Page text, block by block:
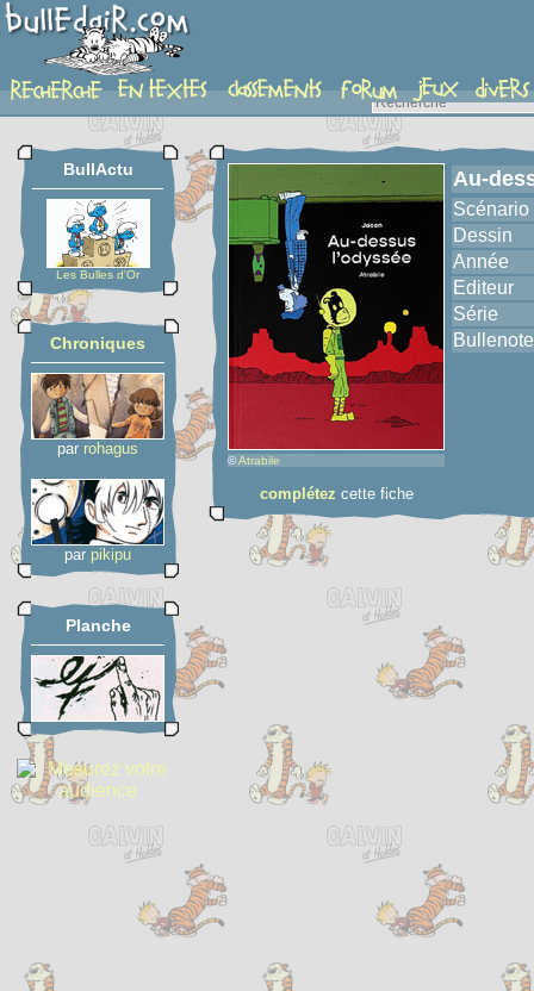
album
BullActu
Les Bulles d'Or
Chroniques
par rohagus
par pikipu
Planche
©Atrabile
complétez cette fiche
Au-
Scénario
Dessin
Année
Editeur
Série
Bullenote